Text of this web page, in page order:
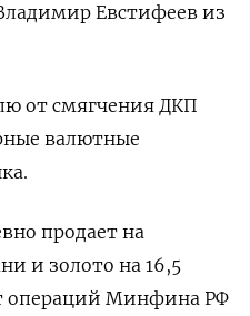
Евстифеев из
от ‌смягчения ДКП
валютные
продает на
и золото на 16,5
операций Минфина РФ